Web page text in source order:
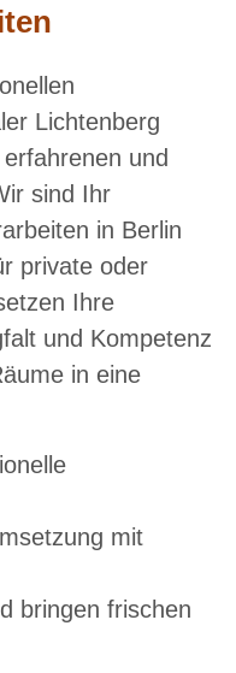
Lichtenberg
und
sind Ihr
in Berlin
private oder
Ihre
und Kompetenz
in eine
mit
bringen frischen